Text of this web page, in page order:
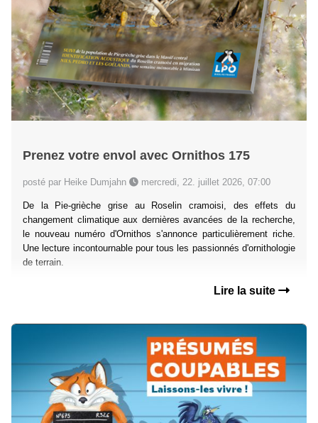
Prenez votre envol avec Ornithos 175
posté par Heike Dumjahn mercredi, 22. juillet 2026, 07:00
De la Pie-grièche grise au Roselin cramoisi, des effets du
changement climatique aux dernières avancées de la recherche,
le nouveau numéro d'Ornithos s'annonce particulièrement riche.
Une lecture incontournable pour tous les passionnés d'ornithologie
de terrain.
Lire la suite